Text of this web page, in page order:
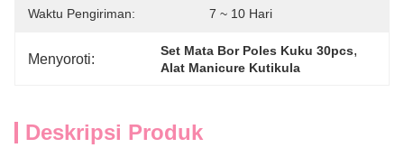
Waktu Pengiriman: 7 ~ 10 Hari
Menyoroti: Set Mata Bor Poles Kuku 30pcs,
Alat Manicure Kutikula
Deskripsi Produk